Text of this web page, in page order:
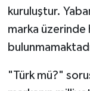
kuruluştur.
marka üzerinde
"Türk mü?"